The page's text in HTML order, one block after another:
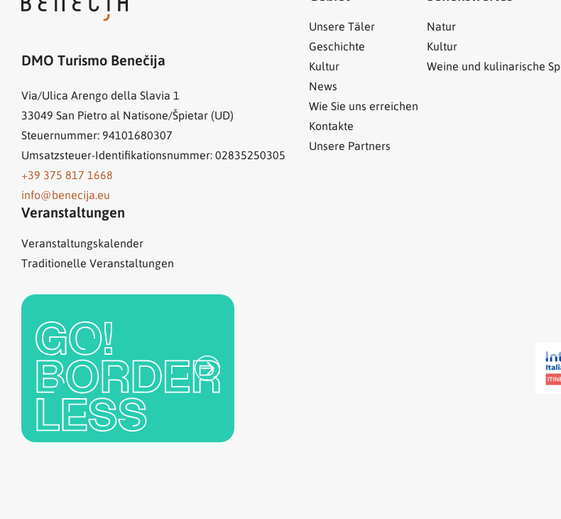
DMO Turismo Benečija
Via/Ulica Arengo della Slavia 1
33049 San Pietro al Natisone/Špietar (UD)
Steuernummer: 94101680307
Umsatzsteuer-Identifikationsnummer: 02835250305
+39 375 817 1668
info@benecija.eu
Unsere Täler
Geschichte
Kultur
News
Wie Sie uns erreichen
Kontakte
Unsere Partners
Natur
Kultur
Weine und kulinarische
Veranstaltungen
Veranstaltungskalender
Traditionelle Veranstaltungen